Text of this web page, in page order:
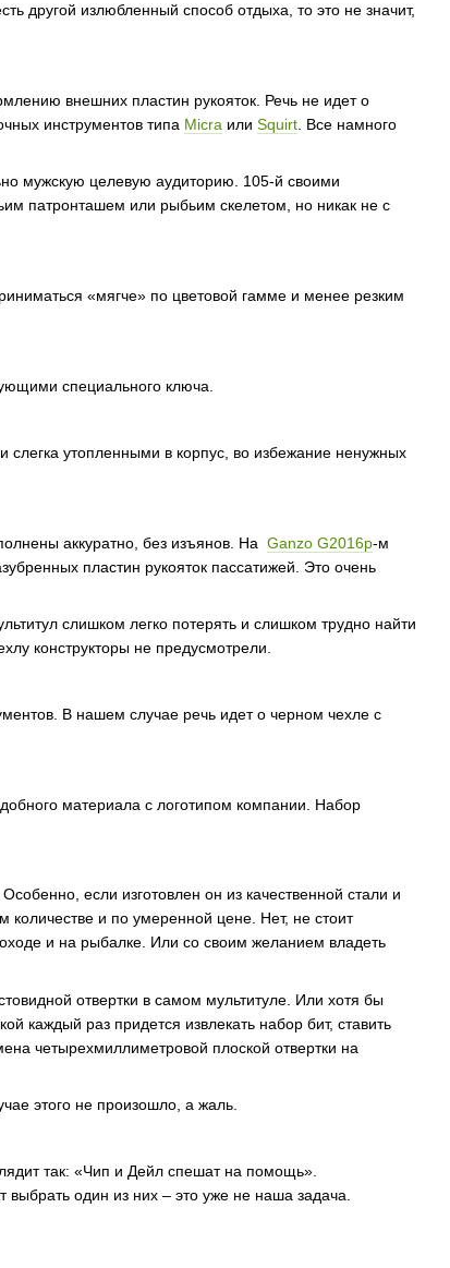
другой излюбленный способ отдыха, то это не значит,
внешних пластин рукояток. Речь не идет о
инструментов типа Micra или Squirt . Все намного
мужскую целевую аудиторию. 105-й своими
патронташем или рыбьим скелетом, но никак не с
«мягче» по цветовой гамме и менее резким
специального ключа.
утопленными в корпус, во избежание ненужных
аккуратно, без изъянов. На Ganzo G2016p-м
пластин рукояток пассатижей. Это очень
слишком легко потерять и слишком трудно найти
конструкторы не предусмотрели.
В нашем случае речь идет о черном чехле с
материала с логотипом компании. Набор
если изготовлен он из качественной стали и
количестве и по умеренной цене. Нет, не стоит
и на рыбалке. Или со своим желанием владеть
отвертки в самом мультитуле. Или хотя бы
каждый раз придется извлекать набор бит, ставить
четырехмиллиметровой плоской отвертки на
этого не произошло, а жаль.
так: «Чип и Дейл спешат на помощь».
выбрать один из них – это уже не наша задача.